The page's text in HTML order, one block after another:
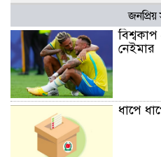
জনপ্রিয়
নেইমার
ধাপে